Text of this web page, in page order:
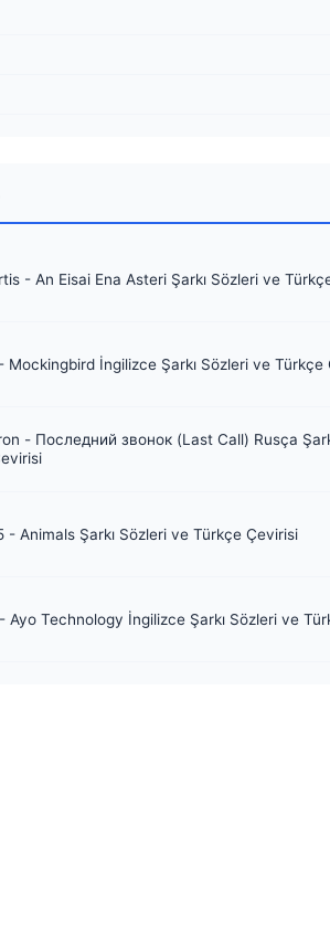
- An Eisai Ena Asteri Şarkı Sözleri ve
Mockingbird İngilizce Şarkı Sözleri ve Türkçe
- Последний звонок (Last Call) Rusça
- Animals Şarkı Sözleri ve Türkçe Çevirisi
Ayo Technology İngilizce Şarkı Sözleri ve